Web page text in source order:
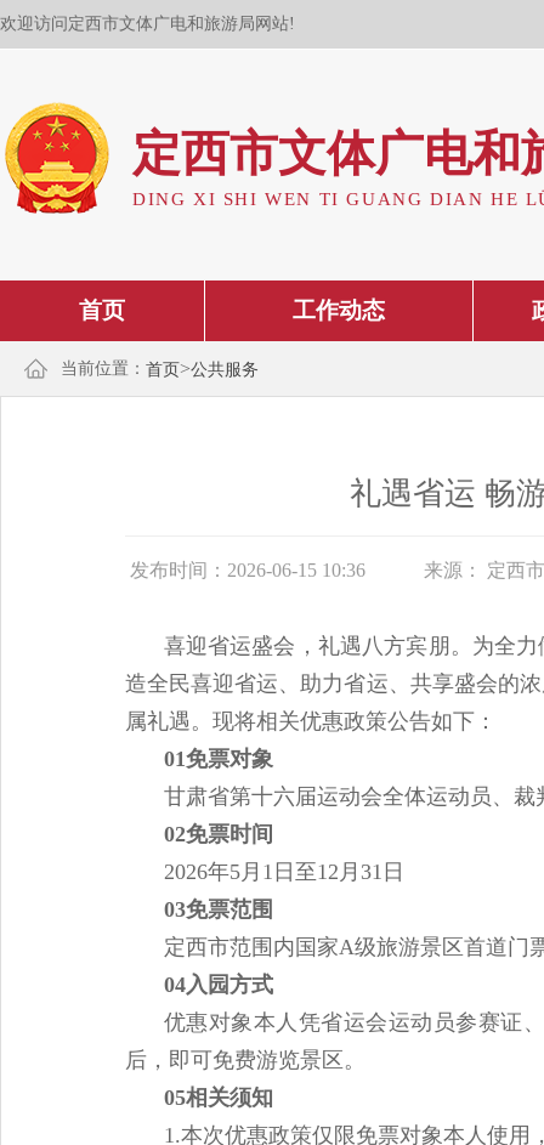
欢迎访问定西市文体广电和旅游局网站!
定西市文体广电和
DING XI SHI WEN TI GUANG DIAN HE
首页 工作动态
当前位置： 首页>公共服务
礼遇省运 畅
发布时间：2026-06-15 10:36 来源： 定西
喜迎省运盛会，礼遇八方宾朋。为全
造全民喜迎省运、助力省运、共享盛会的
属礼遇。现将相关优惠政策公告如下：
01免票对象
甘肃省第十六届运动会全体运动员、裁
02免票时间
2026年5月1日至12月31日
03免票范围
定西市范围内国家A级旅游景区首道门
04入园方式
优惠对象本人凭省运会运动员参赛证
后，即可免费游览景区。
05相关须知
1.本次优惠政策仅限免票对象本人使用